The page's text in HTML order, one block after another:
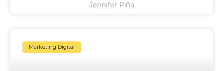
Jennifer Piña
Marketing Digital